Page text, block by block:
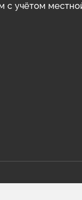
с учётом